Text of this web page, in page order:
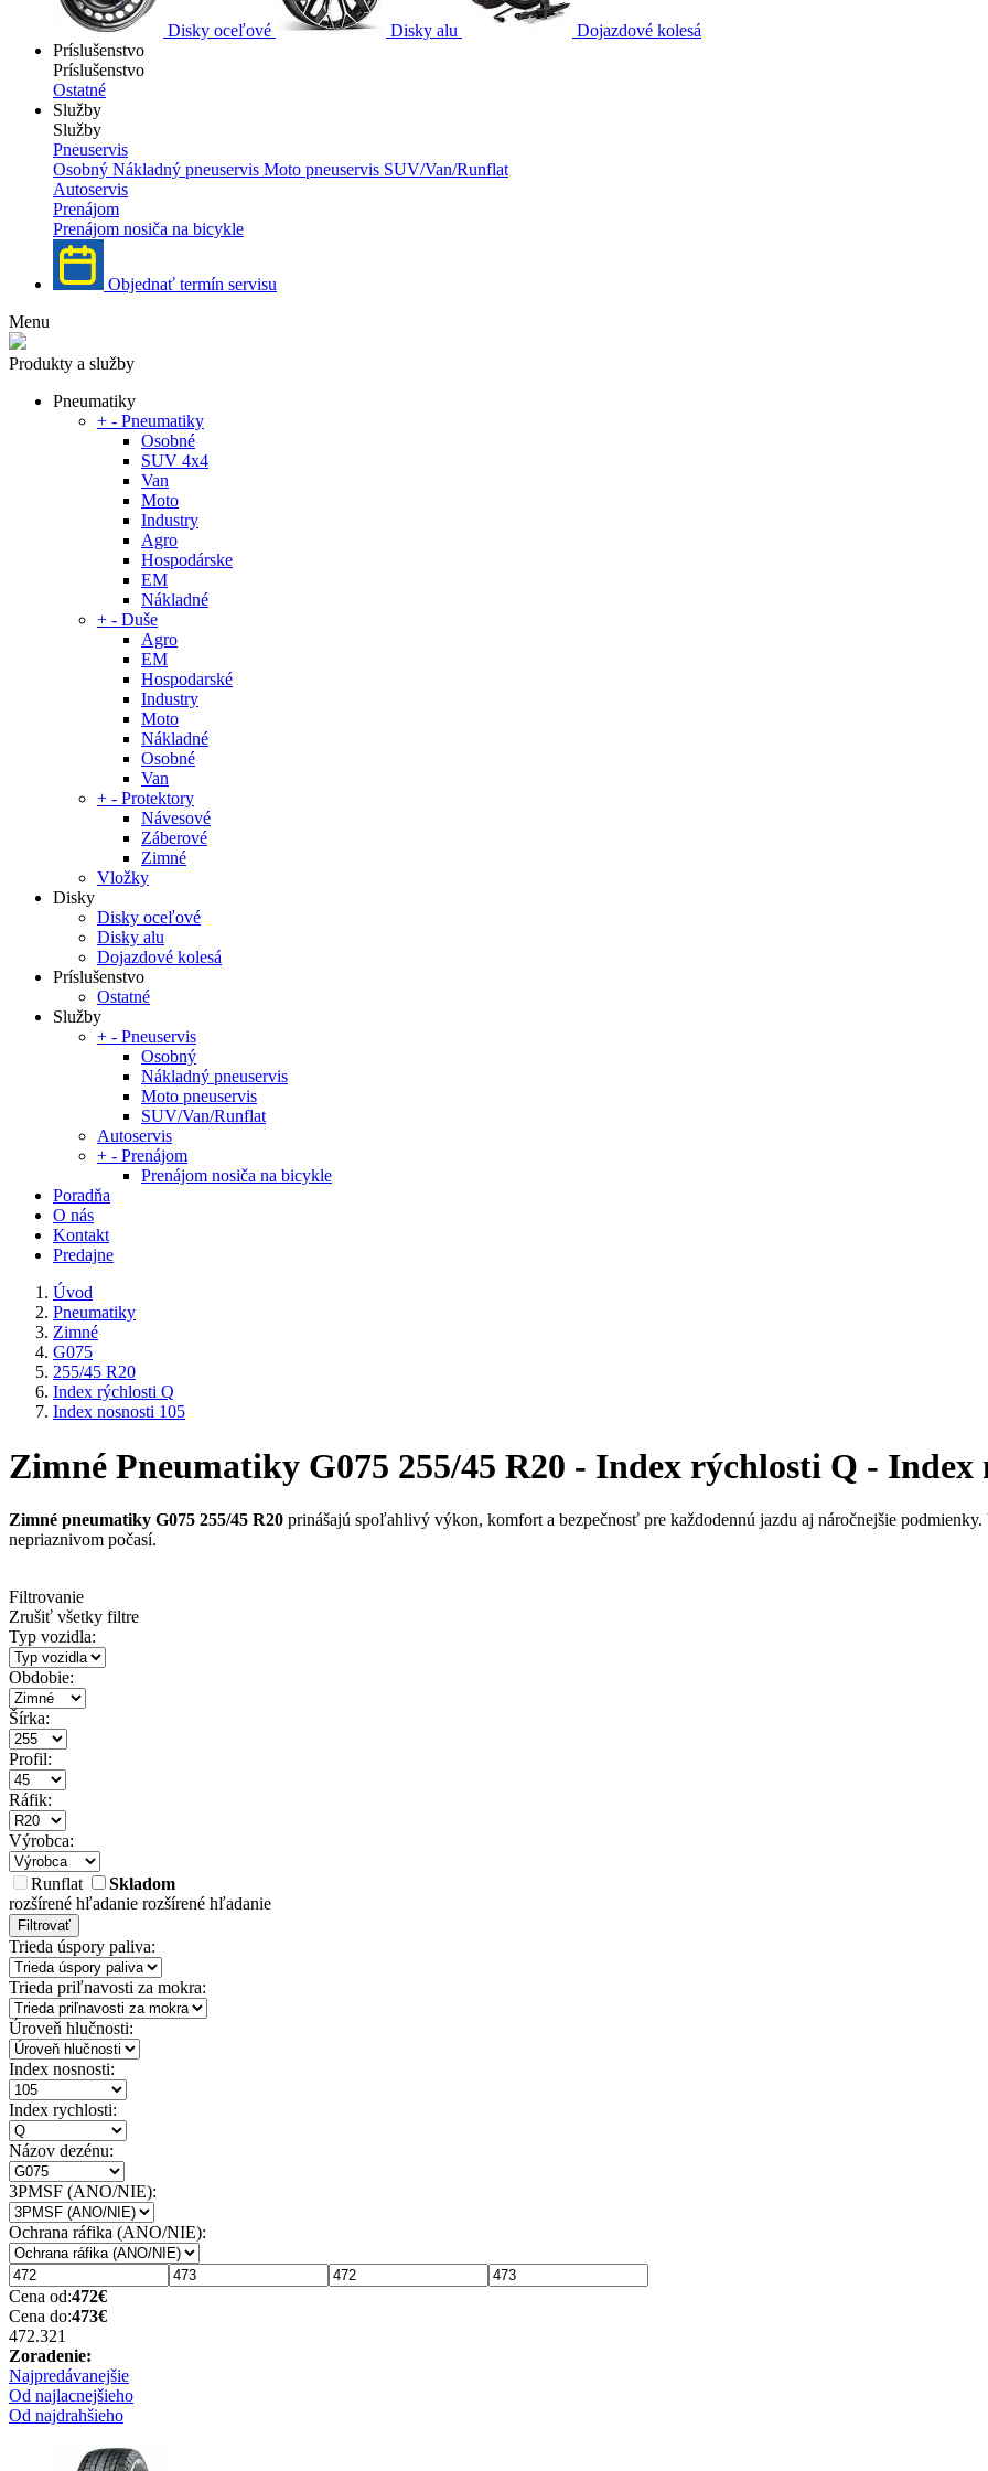
Disky oceľové Disky alu
Dojazdové kolesá
Príslušenstvo
Príslušenstvo
Ostatné
Služby
Služby
Pneuservis
Osobný Nákladný pneuservis Moto pneuservis SUV/Van/Runflat
Autoservis
Prenájom
Prenájom nosiča na bicykle
Objednať termín servisu
Menu
Produkty a služby
Pneumatiky
+ - Pneumatiky
Osobné
SUV 4x4
Van
Moto
Industry
Agro
Hospodárske
EM
Nákladné
+ - Duše
Agro
EM
Hospodarské
Industry
Moto
Nákladné
Osobné
Van
+ - Protektory
Návesové
Záberové
Zimné
Vložky
Disky
Disky oceľové
Disky alu
Dojazdové kolesá
Príslušenstvo
Ostatné
Služby
+ - Pneuservis
Osobný
Nákladný pneuservis
Moto pneuservis
SUV/Van/Runflat
Autoservis
+ - Prenájom
Prenájom nosiča na bicykle
Poradňa
O nás
Kontakt
Predajne
Úvod
Pneumatiky
Zimné
G075
255/45 R20
Index rýchlosti Q
Index nosnosti 105
Zimné Pneumatiky G075 255/45 R20 - Index rýchlosti Q - Index
Zimné pneumatiky G075 255/45 R20 prinášajú spoľahlivý výkon, komfort a bezpečnosť pre každodennú jazdu aj náročnejšie
nepriaznivom počasí.
Filtrovanie
Zrušiť všetky filtre
Typ vozidla:
Obdobie:
Šírka:
Profil:
Ráfik:
Výrobca:
Runflat
Skladom
rozšírené hľadanie rozšírené hľadanie
Filtrovať
Trieda úspory paliva:
Trieda priľnavosti za mokra:
Úroveň hlučnosti:
Index nosnosti:
Index rychlosti:
Názov dezénu:
3PMSF (ANO/NIE):
Ochrana ráfika (ANO/NIE):
Cena od:472€
Cena do:473€
472.321
Zoradenie:
Najpredávanejšie
Od najlacnejšieho
Od najdrahšieho